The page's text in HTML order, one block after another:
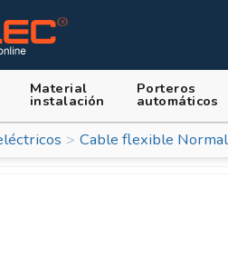
Material
instalación
Porteros
automáticos
Cable flexible Normal